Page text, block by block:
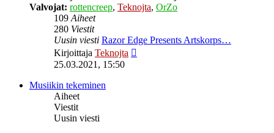
Valvojat: rottencreep, Teknojta, OrZo
109Aiheet
280 Viestit
Uusin viesti Razor Edge Presents Artskorps…
Kirjoittaja Teknojta
25.03.2021, 15:50
Musiikin tekeminen
Aiheet
Viestit
Uusin viesti